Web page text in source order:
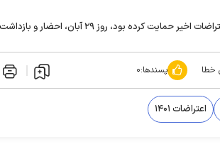
احضار و بازداشت و بعد از مدعی با قید وثیقه آزاد شد.
خطا پسندها:۰
اعتراضات ۱۴۰۱